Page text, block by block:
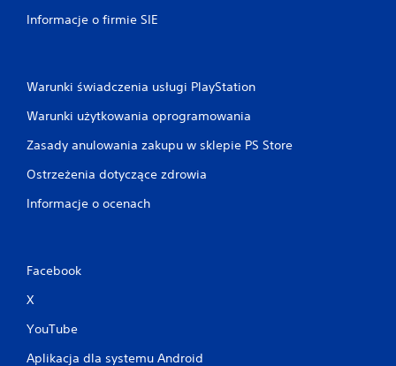
Informacje o firmie SIE
Warunki świadczenia usługi PlayStation
Warunki użytkowania oprogramowania
Zasady anulowania zakupu w sklepie PS Store
Ostrzeżenia dotyczące zdrowia
Informacje o ocenach
Facebook
X
YouTube
Aplikacja dla systemu Android